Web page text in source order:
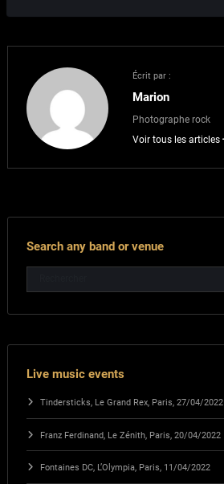
Écrit par :
Marion
Photographe rock
Voir tous les articles
Search any band or venue
Live music events
Tindersticks, Le Grand Rex, Paris, 27/04/2022
Franz Ferdinand, Le Zénith, Paris, 20/04/2022
Fontaines DC, L’Olympia, Paris, 11/04/2022